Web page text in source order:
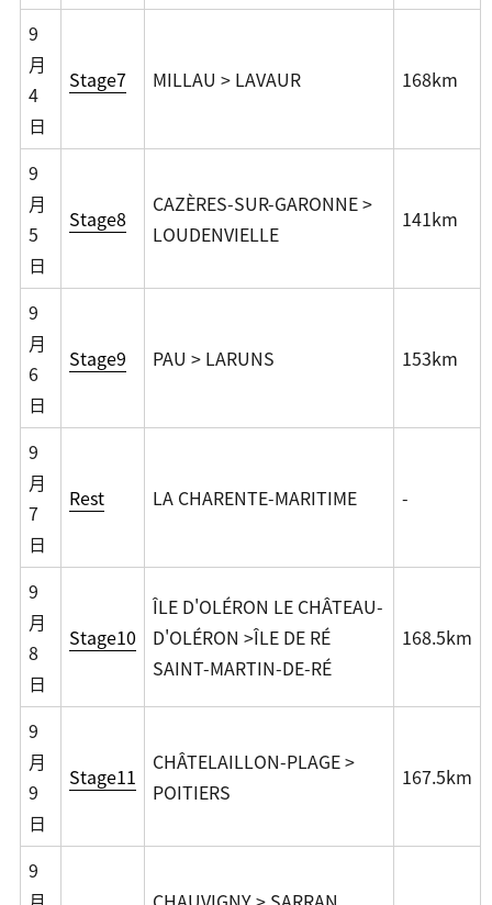
9
月
4
日
Stage7 MILLAU > LAVAUR 168km
9
月
5
日
Stage8
CAZÈRES-SUR-GARONNE >
LOUDENVIELLE
141km
9
月
6
日
Stage9 PAU > LARUNS 153km
9
月
7
日
Rest LA CHARENTE-MARITIME -
9
月
8
日
Stage10
ÎLE D'OLÉRON LE CHÂTEAU-
D'OLÉRON >ÎLE DE RÉ
SAINT-MARTIN-DE-RÉ
168.5km
9
月
9
日
Stage11
CHÂTELAILLON-PLAGE >
POITIERS
167.5km
9